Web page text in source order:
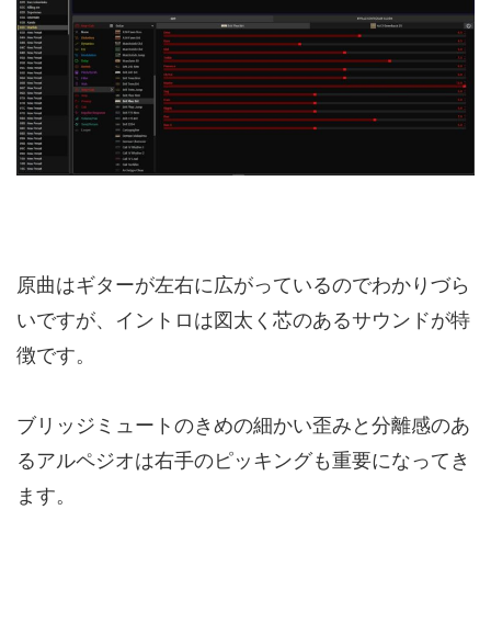
原曲はギターが左右に広がっているのでわかりづら
いですが、イントロは図太く芯のあるサウンドが特
徴です。
ブリッジミュートのきめの細かい歪みと分離感のあ
るアルペジオは右手のピッキングも重要になってき
ます。